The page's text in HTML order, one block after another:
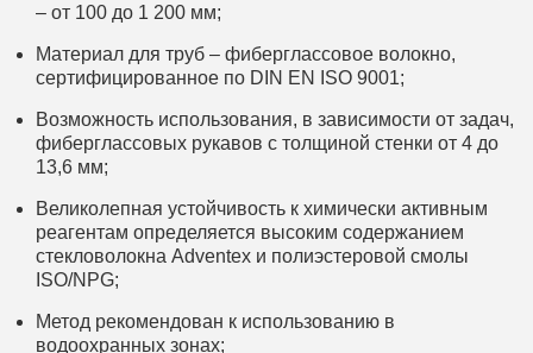
– от 100 до 1 200 мм;
Материал для труб – фиберглассовое волокно,
сертифицированное по DIN EN ISO 9001;
Возможность использования, в зависимости от задач,
фиберглассовых рукавов с толщиной стенки от 4 до
13,6 мм;
Великолепная устойчивость к химически активным
реагентам определяется высоким содержанием
стекловолокна Adventex и полиэстеровой смолы
ISO/NPG;
Метод рекомендован к использованию в
водоохранных зонах;